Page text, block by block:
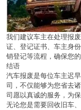
我们建议车主在处理报
证、登记证书、车主身
销登记等流程，确保您
结语
汽车报废是每位车主迟
司，不仅能够为您省去
司愿以真诚的服务，为
无论您是需要回收旧车